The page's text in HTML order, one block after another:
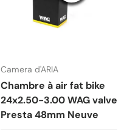
Camera d'ARIA
Chambre à air fat bike
24x2.50-3.00 WAG valve
Presta 48mm Neuve